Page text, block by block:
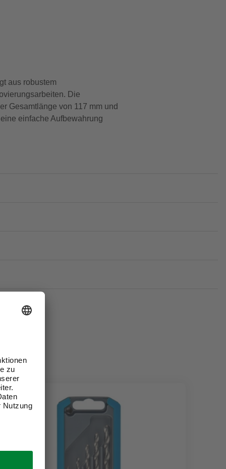
aus robustem
Die
Gesamtlänge von 117 mm und
einfache Aufbewahrung